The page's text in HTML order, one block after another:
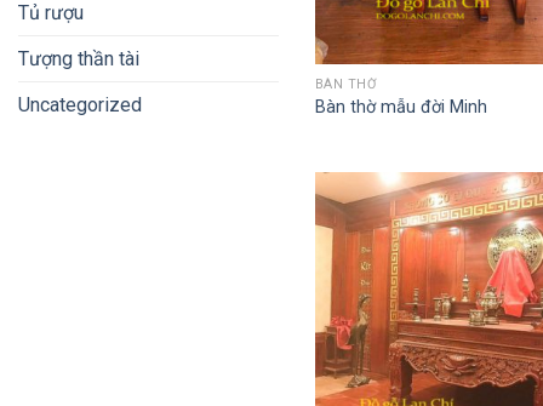
Tủ rượu
Tượng thần tài
Uncategorized
BÀN THỜ
Bàn thờ mẫu đời Minh